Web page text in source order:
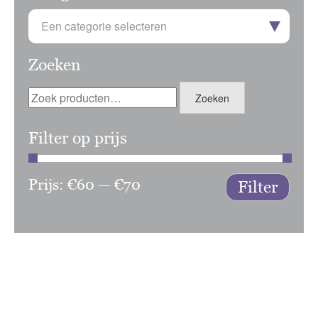
Een categorie selecteren
Zoeken
Zoeken
naar:
Zoeken
Filter op prijs
Min.
Max.
Filter
Prijs: €60 — €70